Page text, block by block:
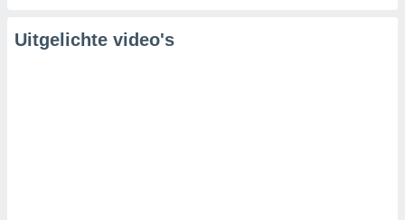
Uitgelichte video's